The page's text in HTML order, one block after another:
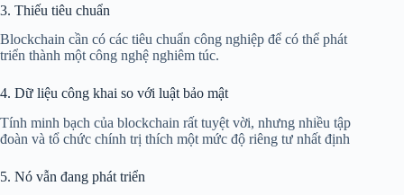
3. Thiếu tiêu chuẩn
Blockchain cần có các tiêu chuẩn công nghiệp để có thể phát
triển thành một công nghệ nghiêm túc.
4. Dữ liệu công khai so với luật bảo mật
Tính minh bạch của blockchain rất tuyệt vời, nhưng nhiều tập
đoàn và tổ chức chính trị thích một mức độ riêng tư nhất định
5. Nó vẫn đang phát triển